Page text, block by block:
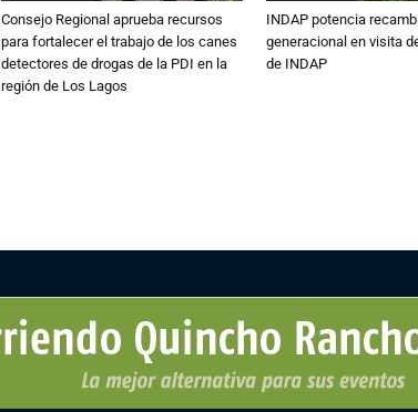
Consejo Regional aprueba recursos
para fortalecer el trabajo de los canes
detectores de drogas de la PDI en la
región de Los Lagos
INDAP potencia
generacional en visita
de INDAP